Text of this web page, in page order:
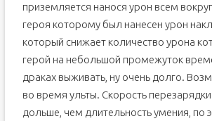
приземляется нанося урон всем
героя которому был нанесен урон
который снижает количество урона
герой на небольшой промежуток
драках выживать, ну очень долго.
во время ульты. Скорость
дольше, чем длительность умения, по